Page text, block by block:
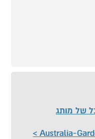
של מותג